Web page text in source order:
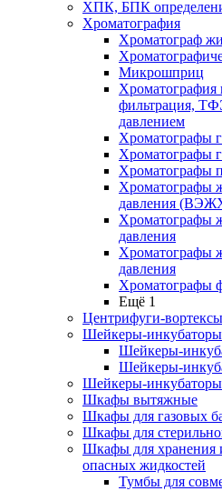
ХПК, БПК
Хроматография
Хроматограф
Микрошприц
Хроматография
фильтрация,
давлением
Хроматографы
Хроматографы
Хроматографы
Хроматографы
давления
Хроматографы
давления
Хроматографы
давления
Хроматографы
Ещё 1
Центрифуги-вортексы
Шейкеры-инкубаторы
Шейкеры-
Шейкеры-
Шейкеры-
Шкафы вытяжные
Шкафы для газовых
Шкафы для
Шкафы для
опасных жидкостей
Тумбы для